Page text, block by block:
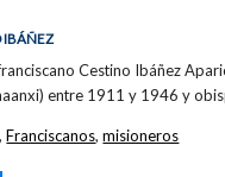
IBÁÑEZ
Cestino Ibáñez
entre 1911 y 1946 y
,Franciscanos,misioneros